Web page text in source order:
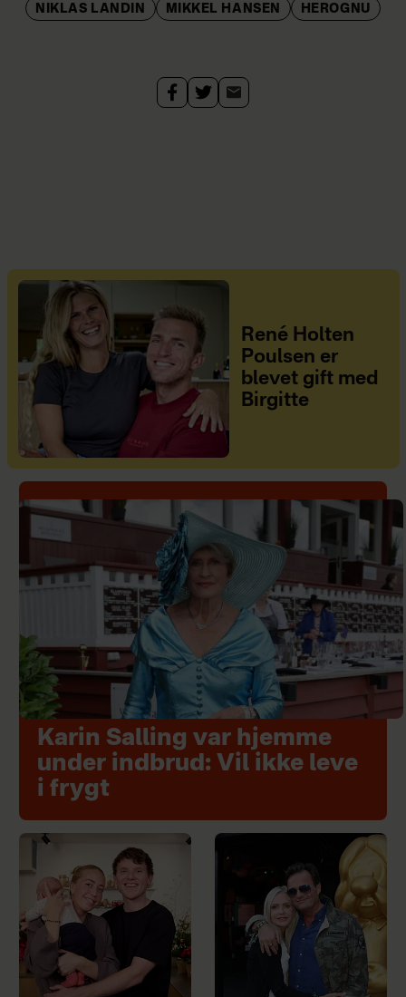
NIKLAS LANDIN MIKKEL HANSEN HEROGNU
René Holten
Poulsen er
blevet gift med
Birgitte
Karin Salling var hjemme
under indbrud: Vil ikke leve
i frygt